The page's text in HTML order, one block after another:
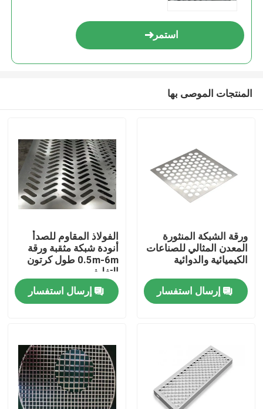
المنزل
المنتجات
حولنا
جولة في المصنع
استمر
المنتجات الموصى بها
ورقة الشبكة المنثورة
المعدن المثالي للصناعات
الكيميائية والدوائية
إرسال استفسار
الفولاذ المقاوم للصدأ
أنودة شبكة مثقبة ورقة
0.5m-6m طول كرتون
التغليف
إرسال استفسار